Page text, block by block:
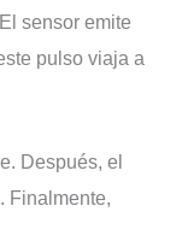
sensor emite
pulso viaja a
Después, el
Finalmente,